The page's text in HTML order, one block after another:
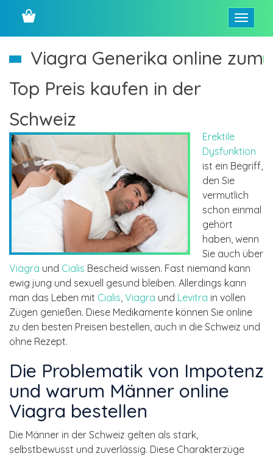
Open
menu
Viagra Generika online zum
Top Preis kaufen in der
Schweiz
Erektile
Dysfunktion
ist ein Begriff,
den Sie
vermutlich
schon einmal
gehört
haben, wenn
Sie auch über
Viagra und Cialis Bescheid wissen. Fast niemand kann
ewig jung und sexuell gesund bleiben. Allerdings kann
man das Leben mit Cialis, Viagra und Levitra in vollen
Zügen genießen. Diese Medikamente können Sie online
zu den besten Preisen bestellen, auch in die Schweiz und
ohne Rezept.
Die Problematik von Impotenz
und warum Männer online
Viagra bestellen
Die Männer in der Schweiz gelten als stark,
selbstbewusst und zuverlässig. Diese Charakterzüge